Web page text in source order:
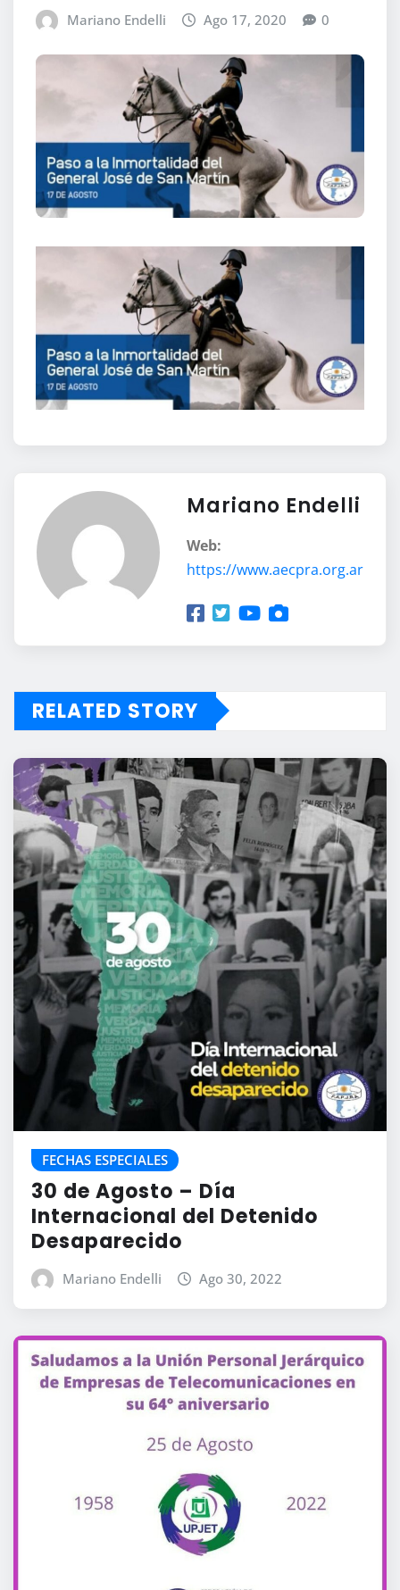
Mariano Endelli Ago 17, 2020 0
Mariano Endelli
Web:
https://www.aecpra.org.ar
RELATED STORY
FECHAS ESPECIALES
30 de Agosto – Día
Internacional del Detenido
Desaparecido
Mariano Endelli Ago 30, 2022